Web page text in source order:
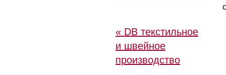
« DB текстильное
и швейное
производство